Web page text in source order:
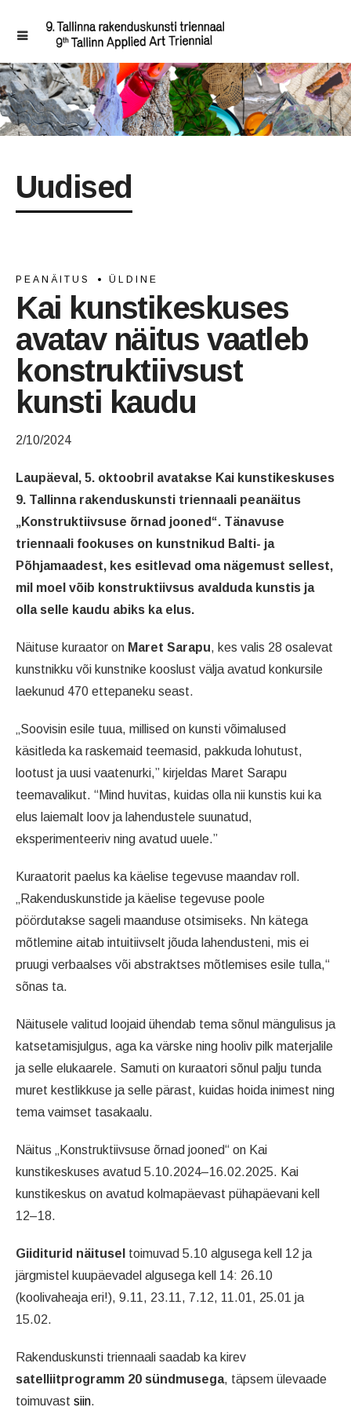
Uudised
PEANÄITUS ÜLDINE
Kai kunstikeskuses
avatav näitus vaatleb
konstruktiivsust
kunsti kaudu
2/10/2024
Laupäeval, 5. oktoobril avatakse Kai kunstikeskuses
9. Tallinna rakenduskunsti triennaali peanäitus
„Konstruktiivsuse õrnad jooned“. Tänavuse
triennaali fookuses on kunstnikud Balti- ja
Põhjamaadest, kes esitlevad oma nägemust sellest,
mil moel võib konstruktiivsus avalduda kunstis ja
olla selle kaudu abiks ka elus.
Näituse kuraator on Maret Sarapu, kes valis 28 osalevat
kunstnikku või kunstnike kooslust välja avatud konkursile
laekunud 470 ettepaneku seast.
„Soovisin esile tuua, millised on kunsti võimalused
käsitleda ka raskemaid teemasid, pakkuda lohutust,
lootust ja uusi vaatenurki,” kirjeldas Maret Sarapu
teemavalikut. “Mind huvitas, kuidas olla nii kunstis kui ka
elus laiemalt loov ja lahendustele suunatud,
eksperimenteeriv ning avatud uuele.”
Kuraatorit paelus ka käelise tegevuse maandav roll.
„Rakenduskunstide ja käelise tegevuse poole
pöördutakse sageli maanduse otsimiseks. Nn kätega
mõtlemine aitab intuitiivselt jõuda lahendusteni, mis ei
pruugi verbaalses või abstraktses mõtlemises esile tulla,“
sõnas ta.
Näitusele valitud loojaid ühendab tema sõnul mängulisus ja
katsetamisjulgus, aga ka värske ning hooliv pilk materjalile
ja selle elukaarele. Samuti on kuraatori sõnul palju tunda
muret kestlikkuse ja selle pärast, kuidas hoida inimest ning
tema vaimset tasakaalu.
Näitus „Konstruktiivsuse õrnad jooned“ on Kai
kunstikeskuses avatud 5.10.2024–16.02.2025. Kai
kunstikeskus on avatud kolmapäevast pühapäevani kell
12–18.
Giiditurid näitusel toimuvad 5.10 algusega kell 12 ja
järgmistel kuupäevadel algusega kell 14: 26.10
(koolivaheaja eri!), 9.11, 23.11, 7.12, 11.01, 25.01 ja
15.02.
Rakenduskunsti triennaali saadab ka kirev
satelliitprogramm 20 sündmusega, täpsem ülevaade
toimuvast siin.